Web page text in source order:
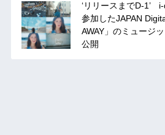
‘リリースまでD-1’
参加したJAPAN
AWAY」のミュージ
公開